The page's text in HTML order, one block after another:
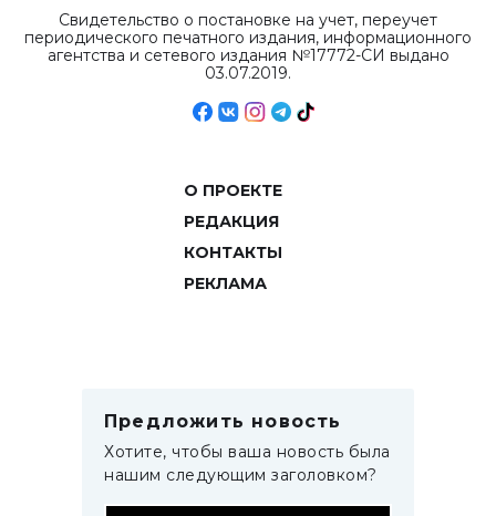
Свидетельство о постановке на учет, переучет
периодического печатного издания, информационного
агентства и сетевого издания №17772-СИ выдано
03.07.2019.
О ПРОЕКТЕ
РЕДАКЦИЯ
КОНТАКТЫ
РЕКЛАМА
Предложить новость
Хотите, чтобы ваша новость была
нашим следующим заголовком?